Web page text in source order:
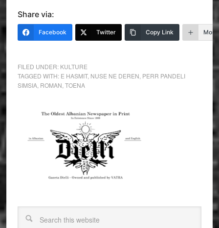
Share via:
Facebook Twitter Copy Link More
FILED UNDER: KULTURE
TAGGED WITH: E HASMIT, NUSE NE DEREN PERR PANDELI
SIMSIA, ROMAN TOENA